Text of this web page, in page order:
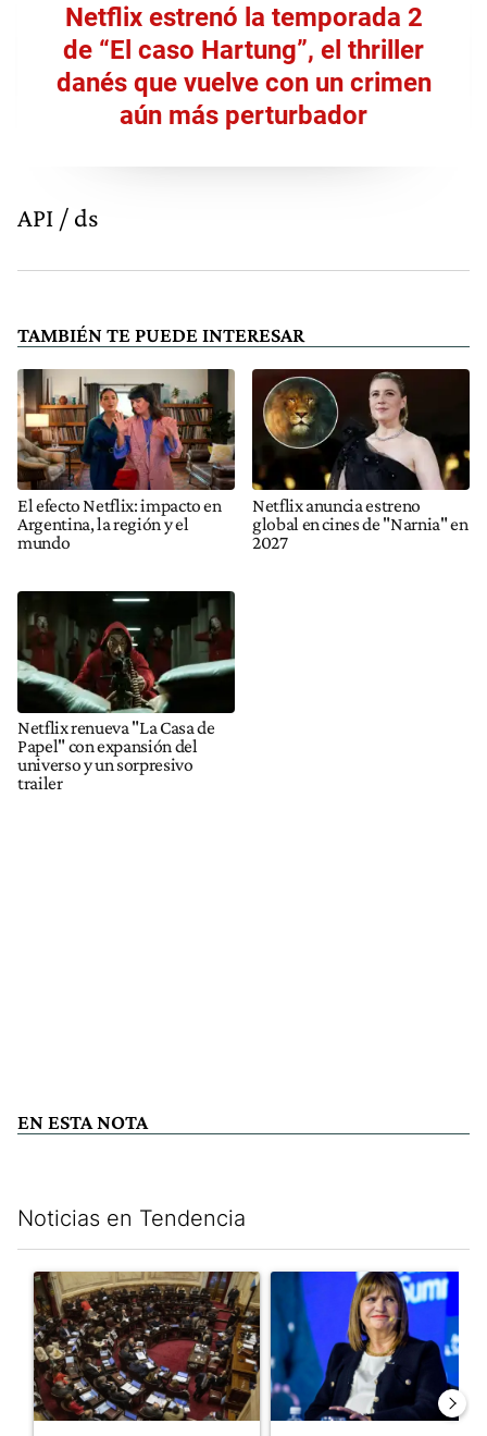
Netflix estrenó la temporada 2
de “El caso Hartung”, el thriller
danés que vuelve con un crimen
aún más perturbador
API / ds
TAMBIÉN TE PUEDE INTERESAR
El efecto Netflix: impacto en
Argentina, la región y el
mundo
Netflix anuncia estreno
global en cines de "Narnia" en
2027
Netflix renueva "La Casa de
Papel" con expansión del
universo y un sorpresivo
trailer
EN ESTA NOTA
Noticias en Tendencia
Un artículo de tendencia con el título "El Senado dio media
Un artículo de tendencia